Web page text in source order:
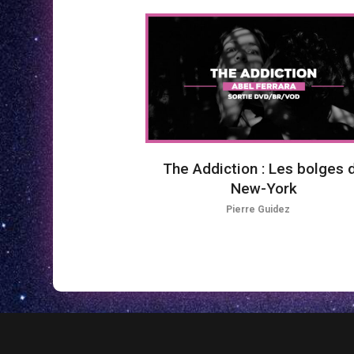
The Addiction : Les bolges
New-York
Pierre Guidez